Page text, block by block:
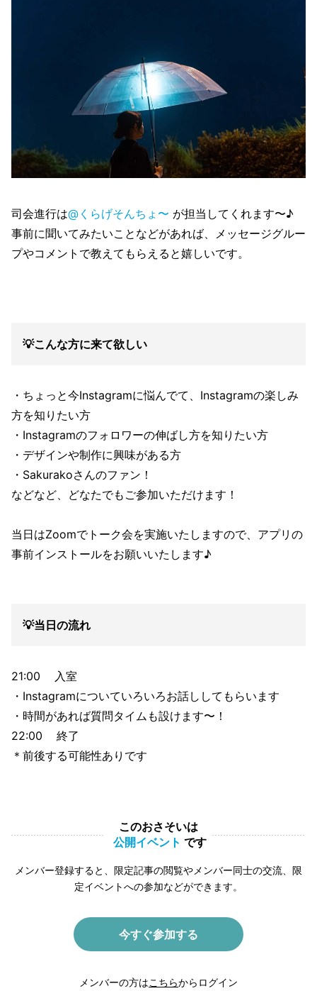
司会進行は@くらげそんちょ〜 が担当してくれます〜♪
事前に聞いてみたいことなどがあれば、メッセージグルー
プやコメントで教えてもらえると嬉しいです。
💡こんな方に来て欲しい
・ちょっと今Instagramに悩んでて、Instagramの楽しみ
方を知りたい方
・Instagramのフォロワーの伸ばし方を知りたい方
・デザインや制作に興味がある方
・Sakurakoさんのファン！
などなど、どなたでもご参加いただけます！
当日はZoomでトーク会を実施いたしますので、アプリの
事前インストールをお願いいたします♪
💡当日の流れ
21:00 入室
・Instagramについていろいろお話ししてもらいます
・時間があれば質問タイムも設けます〜！
22:00 終了
＊前後する可能性ありです
このおさそいは
公開イベント です
メンバー登録すると、限定記事の閲覧やメンバー同士の交流、限
定イベントへの参加などができます。
今すぐ参加する
メンバーの方はこちらからログイン